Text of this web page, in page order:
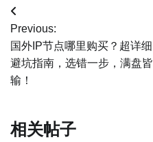
文
章
导
Previous:
国外IP节点哪里购买？超详细
避坑指南，选错一步，满盘皆
输！
相关帖子